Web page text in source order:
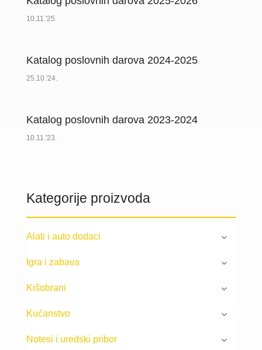
10.11.'25.
Katalog poslovnih darova 2024-2025
25.10.'24.
Katalog poslovnih darova 2023-2024
10.11.'23.
Kategorije proizvoda
Alati i auto dodaci
Igra i zabava
Kišobrani
Kućanstvo
Notesi i uredski pribor